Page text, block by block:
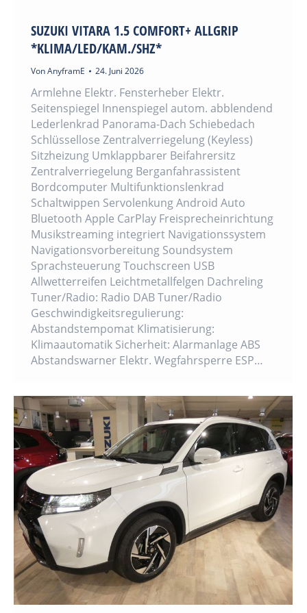
SUZUKI VITARA 1.5 COMFORT+ ALLGRIP
*KLIMA/LED/KAM./SHZ*
VonAnyframE 24. Juni 2026
Armlehne Elektr. Fensterheber Elektr.
Seitenspiegel Innenspiegel autom. abblendend
Lederlenkrad Panorama-Dach Schiebedach
Schlüssellose Zentralverriegelung (Keyless)
Sitzheizung Umklappbarer Beifahrersitz
Zentralverriegelung Berganfahrassistent
Bordcomputer Multifunktionslenkrad
Schaltwippen Servolenkung Android Auto
Bluetooth Apple CarPlay Freisprecheinrichtung
Musikstreaming integriert Navigationssystem
Navigationsvorbereitung Soundsystem
Sprachsteuerung Touchscreen USB
Allwetterreifen Leichtmetallfelgen Dachreling
Tuner/Radio: Radio DAB Tuner/Radio
Geschwindigkeitsregulierung:
Abstandstempomat Klimatisierung:
Klimaautomatik Sicherheit: Alarmanlage ABS
Abstandswarner Elektr. Wegfahrsperre ESP…